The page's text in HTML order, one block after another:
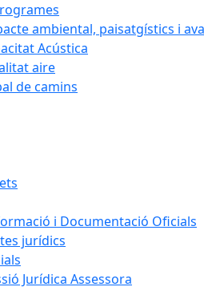
ambiental, paisatgístics i
Acústica
aire
de camins
i Documentació Oficials
jurídics
Jurídica Assessora